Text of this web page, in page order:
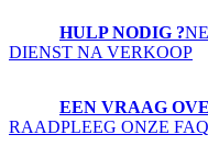
HULP NODIG ?
DIENST NA VERKOOP
EEN VRAAG
RAADPLEEG ONZE FAQ